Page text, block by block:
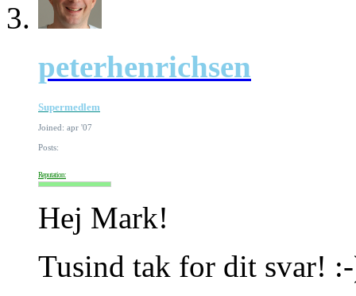
peterhenrichsen
Supermedlem
Joined: apr '07
Posts:
Reputation:
Hej Mark!
Tusind tak for dit svar!